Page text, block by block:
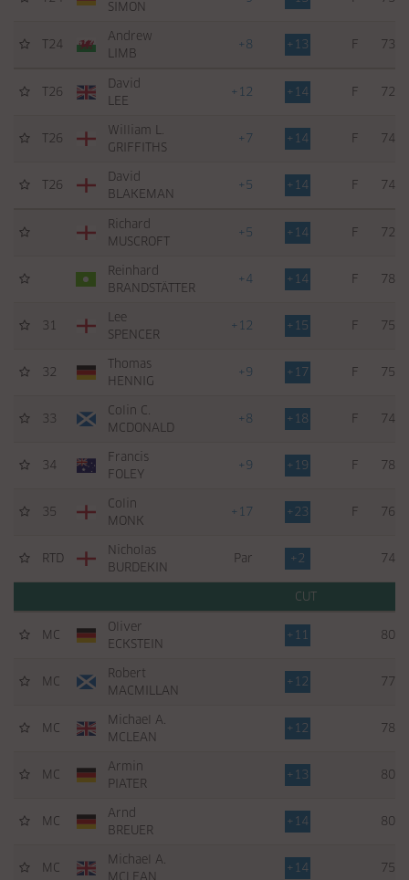
SIMON
T24
Andrew
LIMB
+8 +13 F 73
T26
David
LEE
+12 +14 F 72
T26
William L.
GRIFFITHS
+7 +14 F 74
T26
David
BLAKEMAN
+5 +14 F 74
Richard
MUSCROFT
+5 +14 F 72
Reinhard
BRANDSTÄTTER
+4 +14 F 78
31
Lee
SPENCER
+12 +15 F 75
32
Thomas
HENNIG
+9 +17 F 75
33
Colin C.
MCDONALD
+8 +18 F 74
34
Francis
FOLEY
+9 +19 F 78
35
Colin
MONK
+17 +23 F 76
RTD
Nicholas
BURDEKIN
Par +2 74
CUT
MC
Oliver
ECKSTEIN
+11 80
MC
Robert
MACMILLAN
+12 77
MC
Michael A.
MCLEAN
+12 78
MC
Armin
PIATER
+13 80
MC
Arnd
BREUER
+14 80
MC
Michael A.
MCLEAN
+14 75